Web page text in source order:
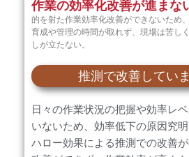
作業の効率化改善が進まな
的を射た作業効率化改善ができないため
育成や管理の時間が取れず、現場は苦し
しが立たない。
推測で改善してい
日々の作業状況の把握や効率レ
いないため、効率低下の原因究
ハロー効果による推測での改善